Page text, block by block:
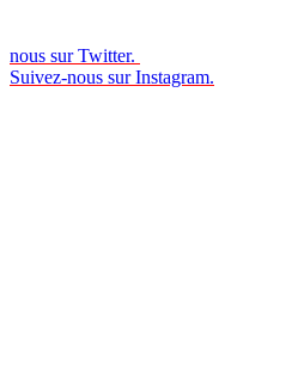
nous sur Twitter.
Suivez-nous sur Instagram.